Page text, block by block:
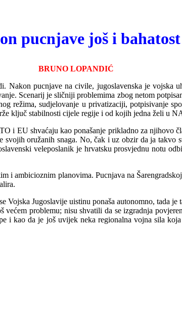
pucnjave još i bahatost
BRUNO LOPANDIĆ
Nakon pucnjave na civile, jugoslavenska je
Scenarij je sličniji problemima zbog netom
režima, sudjelovanje u privatizaciji, potpisivanje
ključ stabilnosti cijele regije i od kojih jedna želi u
i EU shvaćaju kao ponašanje prikladno za njihovo
oružanih snaga. No, čak i uz obzir da ja takvo
veleposlanik je hrvatsku prosvjednu notu
i ambicioznim planovima. Pucnjava na
Jugoslavije uistinu ponaša autonomno, tada
većem problemu; nisu shvatili da se izgradnja
i kao da je još uvijek neka regionalna vojna sila